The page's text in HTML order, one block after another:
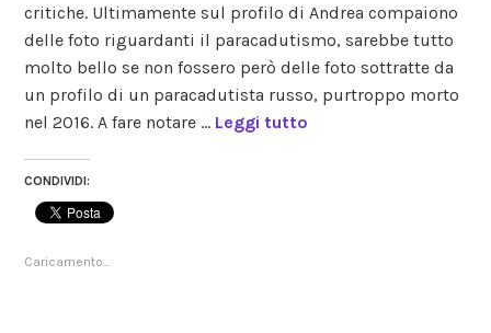
critiche. Ultimamente sul profilo di Andrea compaiono
delle foto riguardanti il paracadutismo, sarebbe tutto
molto bello se non fossero però delle foto sottratte da
un profilo di un paracadutista russo, purtroppo morto
nel 2016. A fare notare … Leggi tutto
CONDIVIDI:
Caricamento...